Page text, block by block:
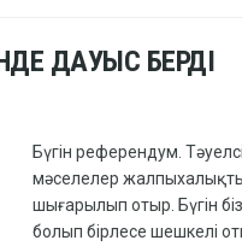
ДАУЫС БЕРДІ
Бүгін референдум.
мәселелер
шығарылып отыр. Бүгін
болып бірлесе шешкелі